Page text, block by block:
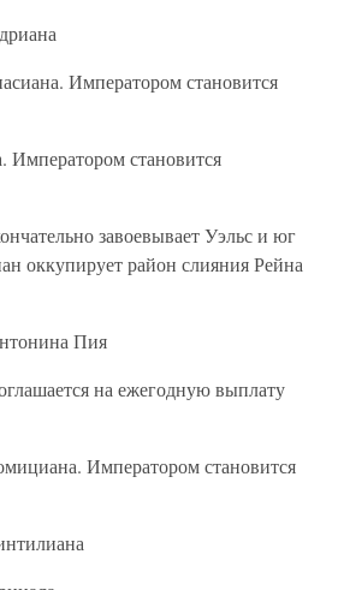
Императором становится
Императором становится
завоевывает Уэльс и юг
оккупирует район слияния Рейна
Пия
на ежегодную выплату
Императором становится